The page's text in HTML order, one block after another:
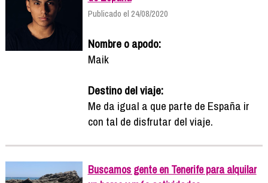
Publicado el 24/08/2020
Nombre o apodo:
Maik
Destino del viaje:
Me da igual a que parte de España ir
con tal de disfrutar del viaje.
Buscamos gente en Tenerife para alquilar